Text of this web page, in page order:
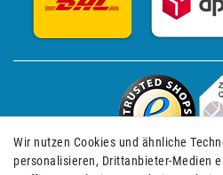
Wir nutzen Cookies und ähnliche
personalisieren, Drittanbieter-Medien